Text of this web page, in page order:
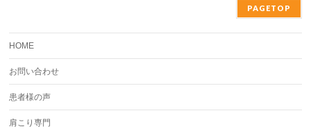
PAGETOP
HOME
お問い合わせ
患者様の声
肩こり専門